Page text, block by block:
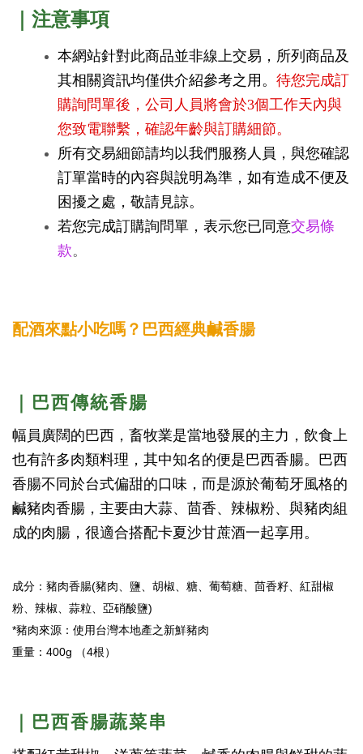
｜注意事項
本網站針對此商品並非線上交易，所列商品及
其相關資訊均僅供介紹參考之用。 待您完成訂
購詢問單後，公司人員將會於3個工作天內與
您致電聯繫，確認年齡與訂購細節。
所有交易細節請均以我們服務人員，與您確認
訂單當時的內容與說明為準，如有造成不便及
困擾之處，敬請見諒。
若您完成訂購詢問單，表示您已同意交易條
款。
配酒來點小吃嗎？巴西經典鹹香腸
｜巴西傳統香腸
幅員廣闊的巴西，畜牧業是當地發展的主力，飲食上
也有許多肉類料理，其中知名的便是巴西香腸。巴西
香腸不同於台式偏甜的口味，而是源於葡萄牙風格的
鹹豬肉香腸，主要由大蒜、茴香、辣椒粉、與豬肉組
成的肉腸，很適合搭配卡夏沙甘蔗酒一起享用。
成分：豬肉香腸(豬肉、鹽、胡椒、糖、葡萄糖、茴香籽、紅甜椒
粉、辣椒、蒜粒、亞硝酸鹽)
*豬肉來源：使用台灣本地產之新鮮豬肉
重量：400g （4根）
｜巴西香腸蔬菜串